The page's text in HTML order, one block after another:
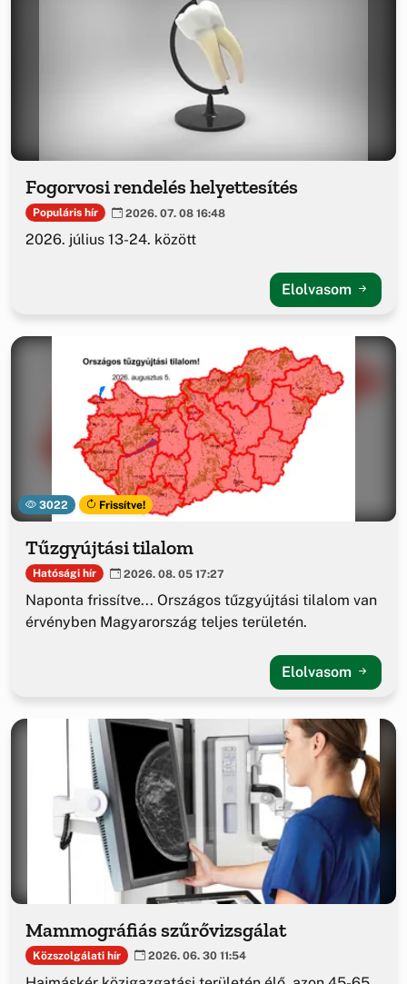
Fogorvosi rendelés helyettesítés
Populáris hír 2026. 07. 08 16:48
2026. július 13-24. között
Elolvasom
3022 Frissítve!
Tűzgyújtási tilalom
Hatósági hír 2026. 08. 05 17:27
Naponta frissítve... Országos tűzgyújtási tilalom van
érvényben Magyarország teljes területén.
Elolvasom
Mammográfiás szűrővizsgálat
Közszolgálati hír 2026. 06. 30 11:54